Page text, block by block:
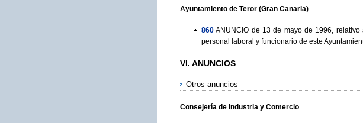
Ayuntamiento de Teror (Gran Canaria)
860 ANUNCIO de 13 de mayo de 1996,
personal laboral y funcionario de este
VI. ANUNCIOS
Otros anuncios
Consejería de Industria y Comercio